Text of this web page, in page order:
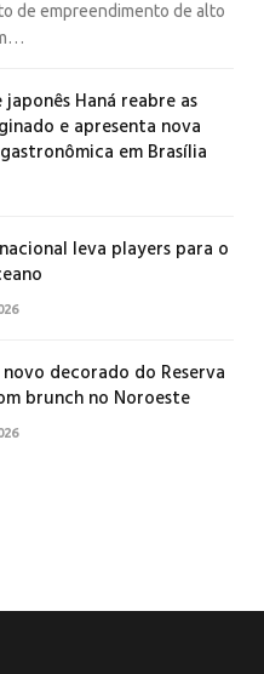
de empreendimento de alto
Haná reabre as
e apresenta nova
em Brasília
leva players para o
decorado do Reserva
brunch no Noroeste